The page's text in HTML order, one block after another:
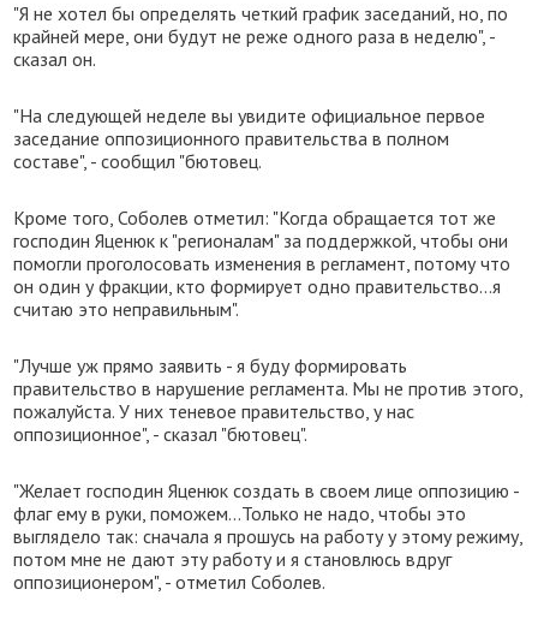
"Я не хотел бы определять четкий график заседаний, но, по
крайней мере, они будут не реже одного раза в неделю", -
сказал он.
"На следующей неделе вы увидите официальное первое
заседание оппозиционного правительства в полном
составе", - сообщил "бютовец.
Кроме того, Соболев отметил: "Когда обращается тот же
господин Яценюк к "регионалам" за поддержкой, чтобы они
помогли проголосовать изменения в регламент, потому что
он один у фракции, кто формирует одно правительство...я
считаю это неправильным".
"Лучше уж прямо заявить - я буду формировать
правительство в нарушение регламента. Мы не против этого,
пожалуйста. У них теневое правительство, у нас
оппозиционное", - сказал "бютовец".
"Желает господин Яценюк создать в своем лице оппозицию -
флаг ему в руки, поможем...Только не надо, чтобы это
выглядело так: сначала я прошусь на работу у этому режиму,
потом мне не дают эту работу и я становлюсь вдруг
оппозиционером", - отметил Соболев.